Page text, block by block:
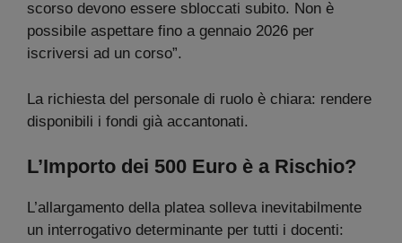
scorso devono essere sbloccati subito. Non è
possibile aspettare fino a gennaio 2026 per
iscriversi ad un corso”.
La richiesta del personale di ruolo è chiara: rendere
disponibili i fondi già accantonati.
L’Importo dei 500 Euro è a Rischio?
L’allargamento della platea solleva inevitabilmente
un interrogativo determinante per tutti i docenti: